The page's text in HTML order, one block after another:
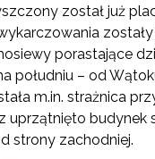
został już
porastające
południu – od
m.in. strażnica
uprzątnięto budynek
strony zachodniej.